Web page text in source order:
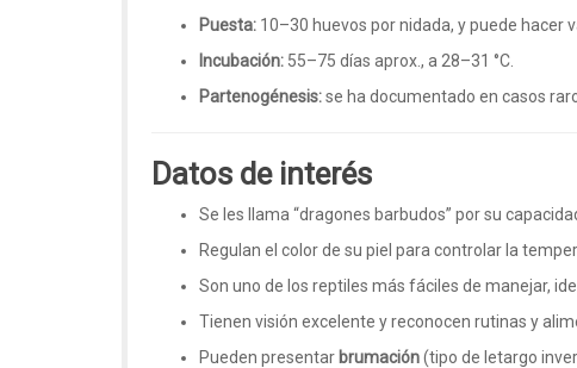
Puesta: 10–30 huevos por nidada, y puede hacer
Incubación: 55–75 días aprox., a 28–31 °C.
Partenogénesis:se ha documentado en casos
Datos de interés
Se les llama “dragones barbudos” por su
Regulan el color de su piel para controlar la
Son uno de los reptiles más fáciles de manejar,
Tienen visión excelente y reconocen rutinas y
Pueden presentar brumación(tipo de letargo